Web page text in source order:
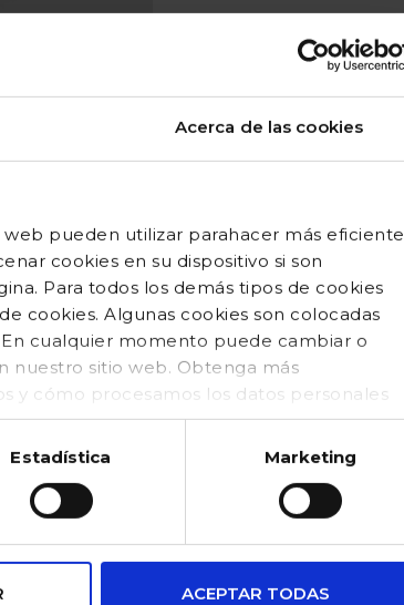
Acerca de las cookies
pueden utilizar parahacer más eficiente
cookies en su dispositivo si son
Para todos los demás tipos de cookies
cookies. Algunas cookies son colocadas
cualquier momento puede cambiar o
nuestro sitio web. Obtenga más
y cómo procesamos los datos personales
policy.html)
Estadística Marketing
ACEPTAR TODAS